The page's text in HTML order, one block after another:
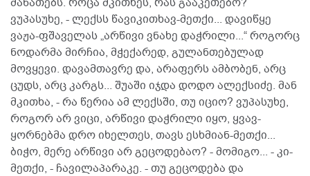
ვუპასუხე, - ლექსს წავიკითხავ-მეთქი... დავიწყე
ვაჟა-ფშაველას „არწივი ვნახე დაჭრილი...“ როგორც
ნოდარმა მირჩია, მჭექარედ, გულანთებულად
მოვყევი. დავამთავრე და, არაფერს ამბობენ, არც
ცუდს, არც კარგს... შუაში იჯდა დოდო ალექსიძე. მან
მკითხა, - რა წერია ამ ლექსში, თუ იციო? ვუპასუხე,
როგორ არ ვიცი, არწივი დაჭრილი იყო, ყვავ-
ყორნებმა დრო იხელთეს, თავს ესხმიან-მეთქი...
ბიჭო, მერე არწივი არ გეცოდებაო? - მომიგო... - კი-
მეთქი, - ჩავილაპარაკე. - თუ გეცოდება და